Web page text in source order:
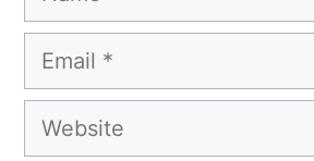
Email
Website